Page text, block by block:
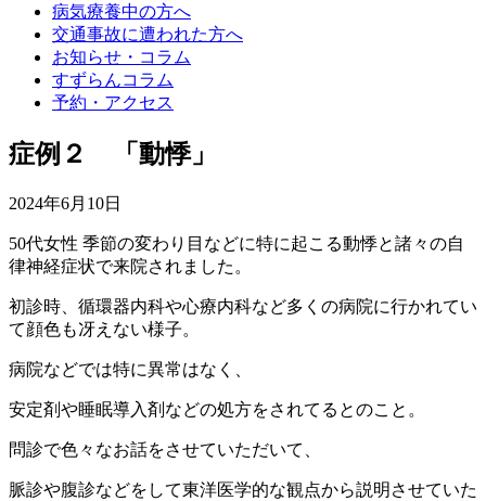
病気療養中の方へ
交通事故に遭われた方へ
お知らせ・コラム
すずらんコラム
予約・アクセス
症例２ 「動悸」
2024年6月10日
50代女性 季節の変わり目などに特に起こる動悸と諸々の自
律神経症状で来院されました。
初診時、循環器内科や心療内科など多くの病院に行かれてい
て顔色も冴えない様子。
病院などでは特に異常はなく、
安定剤や睡眠導入剤などの処方をされてるとのこと。
問診で色々なお話をさせていただいて、
脈診や腹診などをして東洋医学的な観点から説明させていた